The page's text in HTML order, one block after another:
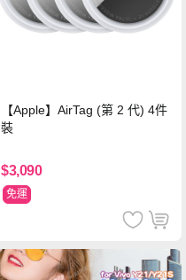
【Apple】AirTag (第 2 代) 4件
裝
$3,090
免運